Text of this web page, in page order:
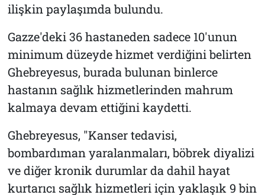
ilişkin paylaşımda bulundu.
Gazze'deki 36 hastaneden sadece 10'unun
minimum düzeyde hizmet verdiğini belirten
Ghebreyesus, burada bulunan binlerce
hastanın sağlık hizmetlerinden mahrum
kalmaya devam ettiğini kaydetti.
Ghebreyesus, "Kanser tedavisi,
bombardıman yaralanmaları, böbrek diyalizi
ve diğer kronik durumlar da dahil hayat
kurtarıcı sağlık hizmetleri için yaklaşık 9 bin